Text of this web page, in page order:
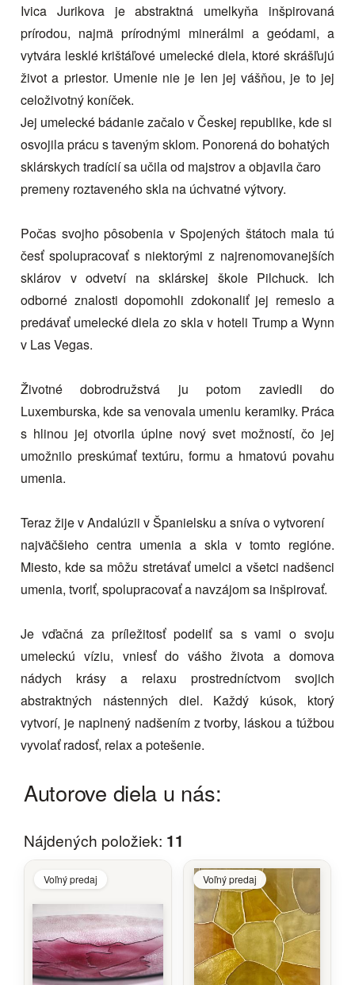
Ivica Jurikova je abstraktná umelkyňa inšpirovaná
prírodou, najmä prírodnými minerálmi a geódami, a
vytvára lesklé krištáľové umelecké diela, ktoré skrášľujú
život a priestor. Umenie nie je len jej vášňou, je to jej
celoživotný koníček.
Jej umelecké bádanie začalo v Českej republike, kde si
osvojila prácu s taveným sklom. Ponorená do bohatých
sklárskych tradícií sa učila od majstrov a objavila čaro
premeny roztaveného skla na úchvatné výtvory.
Počas svojho pôsobenia v Spojených štátoch mala tú
česť spolupracovať s niektorými z najrenomovanejších
sklárov v odvetví na sklárskej škole Pilchuck. Ich
odborné znalosti dopomohli zdokonaliť jej remeslo a
predávať umelecké diela zo skla v hoteli Trump a Wynn
v Las Vegas.
Životné dobrodružstvá ju potom zaviedli do
Luxemburska, kde sa venovala umeniu keramiky. Práca
s hlinou jej otvorila úplne nový svet možností, čo jej
umožnilo preskúmať textúru, formu a hmatovú povahu
umenia.
Teraz žije v Andalúzii v Španielsku a sníva o vytvorení
najväčšieho centra umenia a skla v tomto regióne.
Miesto, kde sa môžu stretávať umelci a všetci nadšenci
umenia, tvoriť, spolupracovať a navzájom sa inšpirovať.
Je vďačná za príležitosť podeliť sa s vami o svoju
umeleckú víziu, vniesť do vášho života a domova
nádych krásy a relaxu prostredníctvom svojich
abstraktných nástenných diel. Každý kúsok, ktorý
vytvorí, je naplnený nadšením z tvorby, láskou a túžbou
vyvolať radosť, relax a potešenie.
Autorove diela u nás:
Nájdených položiek: 11
Voľný predaj Voľný predaj